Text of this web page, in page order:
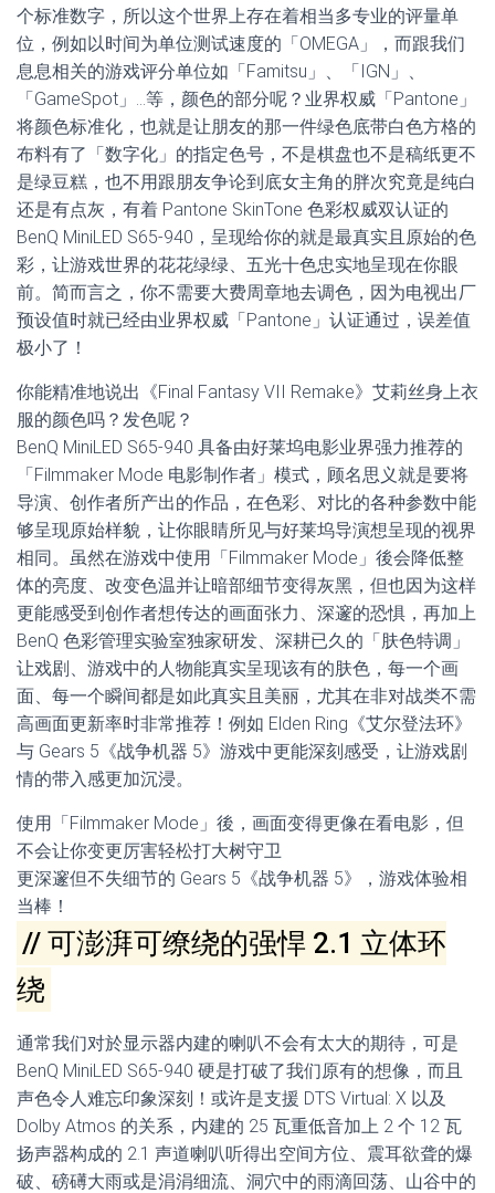
个标准数字，所以这个世界上存在着相当多专业的评量单
位，例如以时间为单位测试速度的「OMEGA」，而跟我们
息息相关的游戏评分单位如「Famitsu」、「IGN」、
「GameSpot」…等，颜色的部分呢？业界权威「Pantone」
将颜色标准化，也就是让朋友的那一件绿色底带白色方格的
布料有了「数字化」的指定色号，不是棋盘也不是稿纸更不
是绿豆糕，也不用跟朋友争论到底女主角的胖次究竟是纯白
还是有点灰，有着 Pantone SkinTone 色彩权威双认证的
BenQ MiniLED S65-940，呈现给你的就是最真实且原始的色
彩，让游戏世界的花花绿绿、五光十色忠实地呈现在你眼
前。简而言之，你不需要大费周章地去调色，因为电视出厂
预设值时就已经由业界权威「Pantone」认证通过，误差值
极小了！
你能精准地说出《Final Fantasy VII Remake》艾莉丝身上衣
服的颜色吗？发色呢？
BenQ MiniLED S65-940 具备由好莱坞电影业界强力推荐的
「Filmmaker Mode 电影制作者」模式，顾名思义就是要将
导演、创作者所产出的作品，在色彩、对比的各种参数中能
够呈现原始样貌，让你眼睛所见与好莱坞导演想呈现的视界
相同。虽然在游戏中使用「Filmmaker Mode」後会降低整
体的亮度、改变色温并让暗部细节变得灰黑，但也因为这样
更能感受到创作者想传达的画面张力、深邃的恐惧，再加上
BenQ 色彩管理实验室独家研发、深耕已久的「肤色特调」
让戏剧、游戏中的人物能真实呈现该有的肤色，每一个画
面、每一个瞬间都是如此真实且美丽，尤其在非对战类不需
高画面更新率时非常推荐！例如 Elden Ring《艾尔登法环》
与 Gears 5《战争机器 5》游戏中更能深刻感受，让游戏剧
情的带入感更加沉浸。
使用「Filmmaker Mode」後，画面变得更像在看电影，但
不会让你变更厉害轻松打大树守卫
更深邃但不失细节的 Gears 5《战争机器 5》，游戏体验相
当棒！
// 可澎湃可缭绕的强悍 2.1 立体环
绕
通常我们对於显示器内建的喇叭不会有太大的期待，可是
BenQ MiniLED S65-940 硬是打破了我们原有的想像，而且
声色令人难忘印象深刻！或许是支援 DTS Virtual: X 以及
Dolby Atmos 的关系，内建的 25 瓦重低音加上 2 个 12 瓦
扬声器构成的 2.1 声道喇叭听得出空间方位、震耳欲聋的爆
破、磅礡大雨或是涓涓细流、洞穴中的雨滴回荡、山谷中的